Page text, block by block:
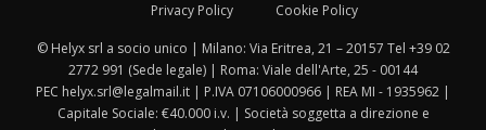
Privacy Policy Cookie Policy
© Helyx srl a socio unico | Milano: Via Eritrea, 21 – 20157 Tel +39 02
2772 991 (Sede legale) | Roma: Viale dell'Arte, 25 - 00144
PEC helyx.srl@legalmail.it | P.IVA 07106000966 | REA MI - 1935962 |
Capitale Sociale: €40.000 i.v. | Società soggetta a direzione e